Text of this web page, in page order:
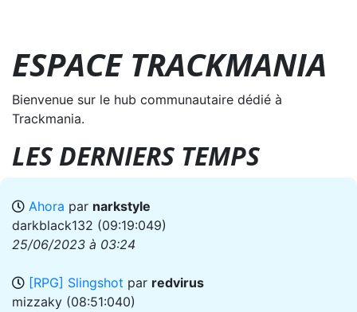
ESPACE TRACKMANIA
Bienvenue sur le hub communautaire dédié à
Trackmania.
LES DERNIERS TEMPS
Ahora par narkstyle
darkblack132 (09:19:049)
25/06/2023 à 03:24
[RPG] Slingshot par redvirus
mizzaky (08:51:040)